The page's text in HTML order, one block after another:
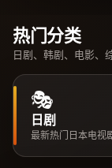
热门分类
日剧、韩剧、电影、
🎭
日剧
最新热门日本电视